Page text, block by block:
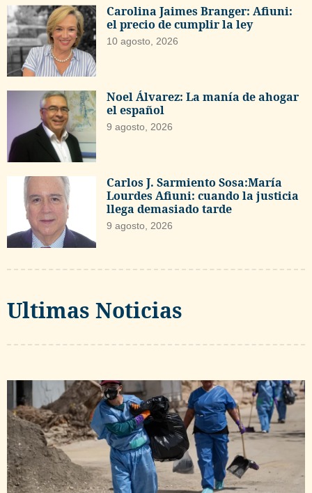
Carolina Jaimes Branger: Afiuni:
el precio de cumplir la ley
10 agosto, 2026
Noel Álvarez: La manía de ahogar
el español
9 agosto, 2026
Carlos J. Sarmiento Sosa:María
Lourdes Afiuni: cuando la justicia
llega demasiado tarde
9 agosto, 2026
Ultimas Noticias